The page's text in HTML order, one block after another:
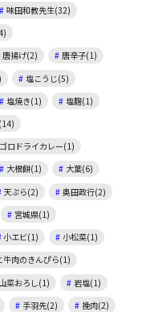
味田和教先生(32)
唐揚げ(2)
唐辛子(1)
塩こうじ(5)
塩焼き(1)
塩麴(1)
ロドライカレー(1)
大根餅(1)
大葉(6)
天ぷら(2)
奥田政行(2)
宮城県(1)
小エビ(1)
小松菜(1)
牛肉のきんぴら(1)
菜おろし(1)
岩塩(1)
手羽先(2)
挽肉(2)